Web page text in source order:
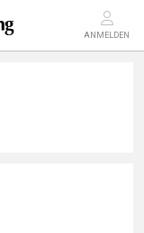
ANMELDEN